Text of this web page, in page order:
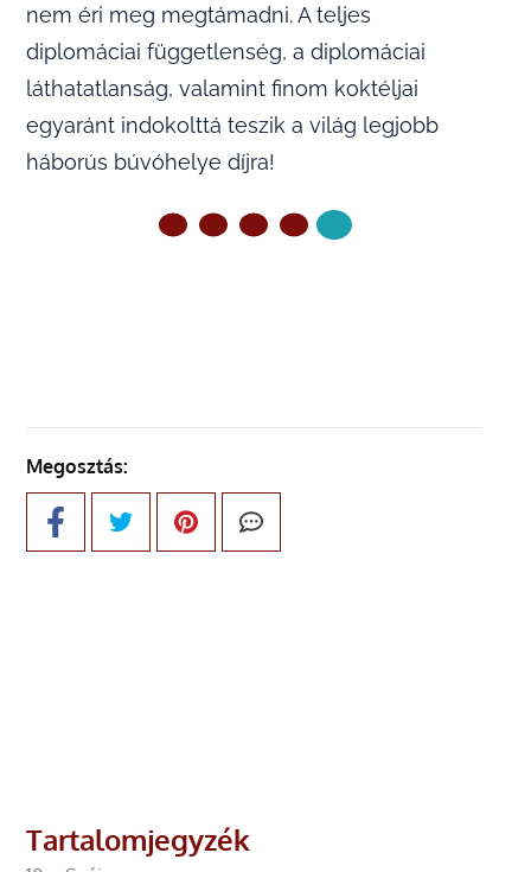
nem éri meg megtámadni. A teljes
diplomáciai függetlenség, a diplomáciai
láthatatlanság, valamint finom koktéljai
egyaránt indokolttá teszik a világ legjobb
háborús búvóhelye díjra!
Megosztás:
Tartalomjegyzék